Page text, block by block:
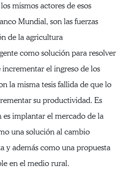
mismos actores de esos
Mundial, son las fuerzas
de la agricultura
como solución para resolver
el ingreso de los
la misma tesis fallida de que lo
su productividad. Es
implantar el mercado de la
una solución al cambio
y además como una propuesta
en el medio rural.